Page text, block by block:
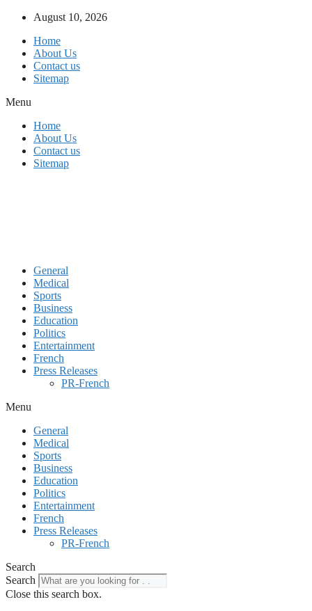
Skip
content
August 10, 2026
Home
About Us
Contact us
Sitemap
Menu
Home
About Us
Contact us
Sitemap
General
Medical
Sports
Business
Education
Politics
Entertainment
French
Press Releases
PR-French
Menu
General
Medical
Sports
Business
Education
Politics
Entertainment
French
Press Releases
PR-French
Search
Search
Close this search box.